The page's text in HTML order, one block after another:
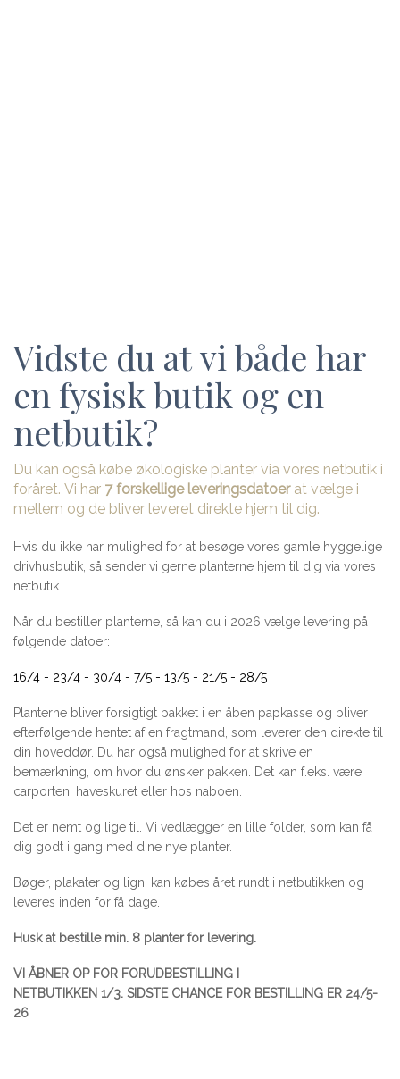
Vidste du at vi både har
en fysisk butik og en
netbutik?
Du kan også købe økologiske planter via vores netbutik i
foråret. Vi har 7 forskellige leveringsdatoerat vælge i
mellem og de bliver leveret direkte hjem til dig.
Hvis du ikke har mulighed for at besøge vores gamle hyggelige
drivhusbutik, så sender vi gerne planterne hjem til dig via vores
netbutik.
Når du bestiller planterne, så kan du i 2026 vælge levering på
følgende datoer:
16/4 - 23/4 - 30/4 - 7/5 - 13/5 - 21/5 - 28/5
Planterne bliver forsigtigt pakket i en åben papkasse og bliver
efterfølgende hentet af en fragtmand, som leverer den direkte til
din hoveddør. Du har også mulighed for at skrive en
bemærkning, om hvor du ønsker pakken. Det kan f.eks. være
carporten, haveskuret eller hos naboen.
Det er nemt og lige til. Vi vedlægger en lille folder, som kan få
dig godt i gang med dine nye planter.
Bøger, plakater og lign. kan købes året rundt i netbutikken og
leveres inden for få dage.
Husk at bestille min. 8 planter for levering.
VI ÅBNER OP FOR FORUDBESTILLING I
NETBUTIKKEN 1/3. SIDSTE CHANCE FOR BESTILLING ER 24/5-
26